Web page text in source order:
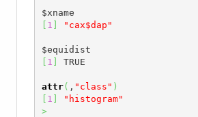
[ 1 ] "cax$dap"
[ 1 ] TRUE
attr( , "class" )
[ 1 ]
"histogram"
>